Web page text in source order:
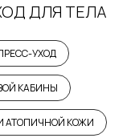
ДЛЯ ТЕЛА
УХОД
КАБИНЫ
АТОПИЧНОЙ КОЖИ